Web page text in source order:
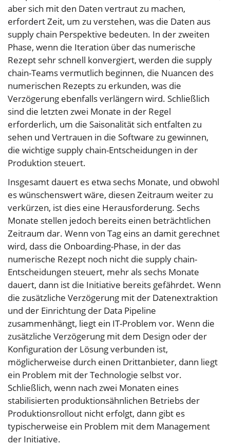
aber sich mit den Daten vertraut zu machen,
erfordert Zeit, um zu verstehen, was die Daten aus
supply chain Perspektive bedeuten. In der zweiten
Phase, wenn die Iteration über das numerische
Rezept sehr schnell konvergiert, werden die supply
chain-Teams vermutlich beginnen, die Nuancen des
numerischen Rezepts zu erkunden, was die
Verzögerung ebenfalls verlängern wird. Schließlich
sind die letzten zwei Monate in der Regel
erforderlich, um die Saisonalität sich entfalten zu
sehen und Vertrauen in die Software zu gewinnen,
die wichtige supply chain-Entscheidungen in der
Produktion steuert.
Insgesamt dauert es etwa sechs Monate, und obwohl
es wünschenswert wäre, diesen Zeitraum weiter zu
verkürzen, ist dies eine Herausforderung. Sechs
Monate stellen jedoch bereits einen beträchtlichen
Zeitraum dar. Wenn von Tag eins an damit gerechnet
wird, dass die Onboarding-Phase, in der das
numerische Rezept noch nicht die supply chain-
Entscheidungen steuert, mehr als sechs Monate
dauert, dann ist die Initiative bereits gefährdet. Wenn
die zusätzliche Verzögerung mit der Datenextraktion
und der Einrichtung der Data Pipeline
zusammenhängt, liegt ein IT-Problem vor. Wenn die
zusätzliche Verzögerung mit dem Design oder der
Konfiguration der Lösung verbunden ist,
möglicherweise durch einen Drittanbieter, dann liegt
ein Problem mit der Technologie selbst vor.
Schließlich, wenn nach zwei Monaten eines
stabilisierten produktionsähnlichen Betriebs der
Produktionsrollout nicht erfolgt, dann gibt es
typischerweise ein Problem mit dem Management
der Initiative.